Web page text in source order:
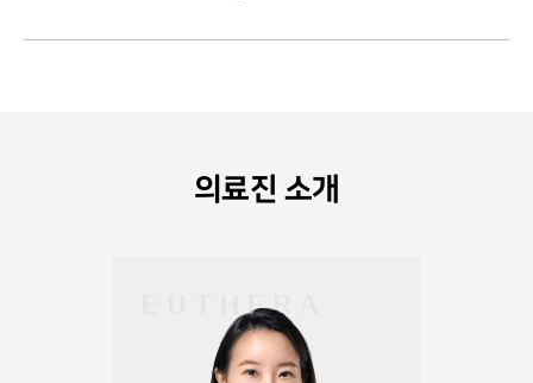
의료진 소개